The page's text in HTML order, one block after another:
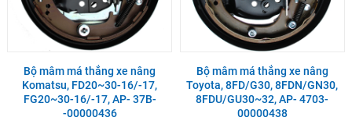
Bộ mâm má thắng xe nâng
Komatsu, FD20~30-16/-17,
FG20~30-16/-17, AP- 37B-
-00000436
Bộ mâm má thắng xe nâng
Toyota, 8FD/G30, 8FDN/GN30,
8FDU/GU30~32, AP- 4703-
00000438